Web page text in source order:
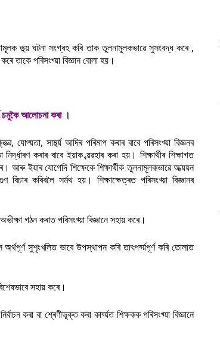
তথ্য় ঘটনা সংগ্ৰহ কৰি তাক তুলনামূলকভাৱে সুসংবদ্ধ কৰে ,
কৰে তাকে পৰিসংখ্য়া বিজ্ঞান বোলা হয়।
চমুকৈ আলােচনা কৰা ।
যোগ্য়তা, সামৰ্থ্য় আদিৰ পৰিমাপ কৰাৰ বাবে পৰিসংখ্য়া বিজ্ঞনব
কৰাৰ বাবে ইয়াক ব্য়ৱহাৰ কৰা হয়। শিক্ষাৰ্থীৰ শিক্ষাগত
আৰু ইয়াৰ যোগেদি শিক্ষেকে শিক্ষাৰ্থীক তুলনামূলকভাৱে অধ্য়য়ন
কৰিবলৈ সৰ্মথ হয়। শিক্ষাক্ষেত্ৰত পৰিসংখ্য়া বিজ্ঞানৰ
গঠন কৰাত পৰিসংখ্য়া বিজ্ঞানে সহায় কৰে।
সুশৃংখলিত ভাবে উপস্থাপন কৰি তাৎপৰ্য্য়পূৰ্ণ কৰি তোলাত
সহায় কৰে।
কৰা বা শ্ৰেণীভূক্ত কৰা কাৰ্য্য়ত শিক্ষকক পৰিসংখ্য়া বিজ্ঞানে